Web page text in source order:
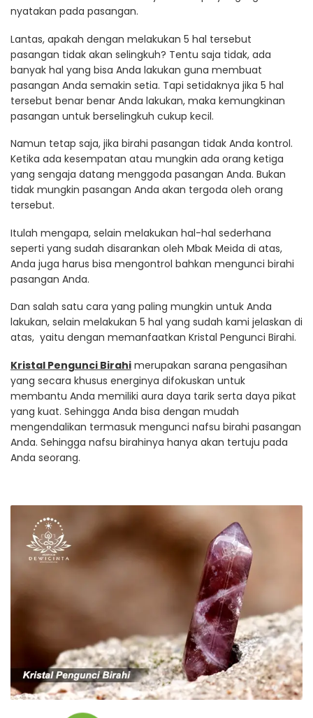
nyatakan pada pasangan.
Lantas, apakah dengan melakukan 5 hal tersebut
pasangan tidak akan selingkuh? Tentu saja tidak, ada
banyak hal yang bisa Anda lakukan guna membuat
pasangan Anda semakin setia. Tapi setidaknya jika 5 hal
tersebut benar benar Anda lakukan, maka kemungkinan
pasangan untuk berselingkuh cukup kecil.
Namun tetap saja, jika birahi pasangan tidak Anda kontrol.
Ketika ada kesempatan atau mungkin ada orang ketiga
yang sengaja datang menggoda pasangan Anda. Bukan
tidak mungkin pasangan Anda akan tergoda oleh orang
tersebut.
Itulah mengapa, selain melakukan hal-hal sederhana
seperti yang sudah disarankan oleh Mbak Meida di atas,
Anda juga harus bisa mengontrol bahkan mengunci birahi
pasangan Anda.
Dan salah satu cara yang paling mungkin untuk Anda
lakukan, selain melakukan 5 hal yang sudah kami jelaskan di
atas, yaitu dengan memanfaatkan Kristal Pengunci Birahi.
Kristal Pengunci Birahi merupakan sarana pengasihan
yang secara khusus energinya difokuskan untuk
membantu Anda memiliki aura daya tarik serta daya pikat
yang kuat. Sehingga Anda bisa dengan mudah
mengendalikan termasuk mengunci nafsu birahi pasangan
Anda. Sehingga nafsu birahinya hanya akan tertuju pada
Anda seorang.